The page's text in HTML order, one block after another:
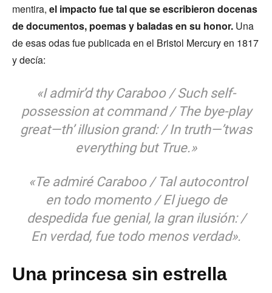
mentira, el impacto fue tal que se escribieron docenas
de documentos, poemas y baladas en su honor. Una
de esas odas fue publicada en el Bristol Mercury en 1817
y decía:
«I admir’d thy Caraboo / Such self-
possession at command / The bye-play
great—th’ illusion grand: / In truth—’twas
everything but True.»
«Te admiré Caraboo / Tal autocontrol
en todo momento / El juego de
despedida fue genial, la gran ilusión: /
En verdad, fue todo menos verdad».
Una princesa sin estrella